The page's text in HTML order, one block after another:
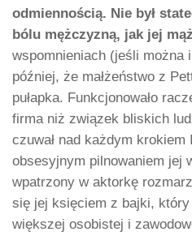
odmiennością. Nie był
bólu mężczyzną, jak jej
wspomnieniach (jeśli można
później, że małżeństwo z
pułapka. Funkcjonowało
firma niż związek bliskich
czuwał nad każdym krokiem
obsesyjnym pilnowaniem jej
wpatrzony w aktorkę
się jej księciem z bajki,
większej osobistej i